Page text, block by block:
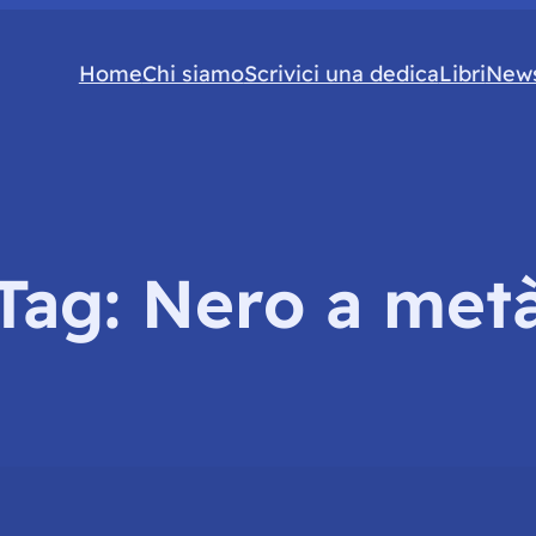
HomeChi siamoScrivici una dedicaLibri
Nero a